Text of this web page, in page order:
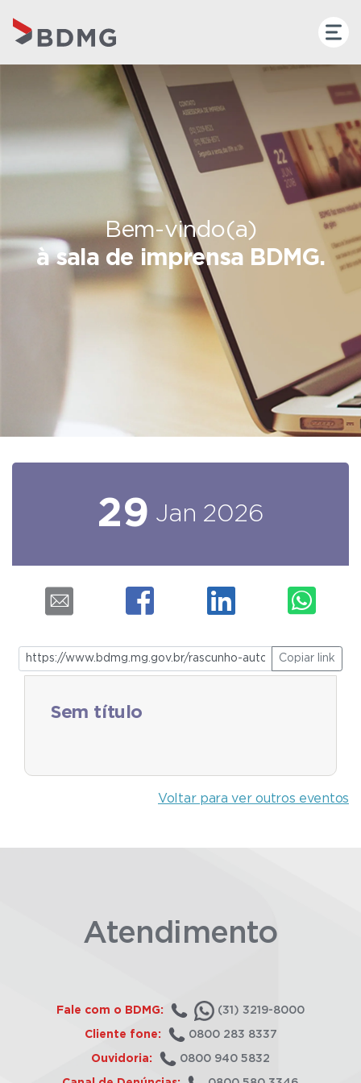
Bem-vindo(a)
à sala de imprensa BDMG.
29 Jan 2026
Copiar link
Sem título
Voltar para ver outros eventos
Atendimento
Fale com o BDMG: (31) 3219-8000
Cliente fone: 0800 283 8337
Ouvidoria: 0800 940 5832